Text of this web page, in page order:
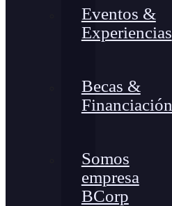
Eventos &
Experiencias
Becas &
Financiación
Somos
empresa
BCorp